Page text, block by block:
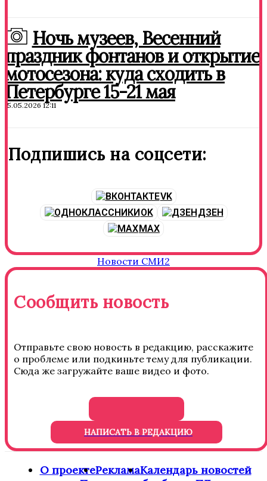
Ночь музеев, Весенний
праздник фонтанов и открытие
мотосезона: куда сходить в
Петербурге 15-21 мая
15.05.2026 12:11
Подпишись на соцсети:
VK
OK
ДЗЕН
MAX
Новости СМИ2
Сообщить новость
Отправьте свою новость в редакцию, расскажите
о проблеме или подкиньте тему для публикации.
Сюда же загружайте ваше видео и фото.
НАПИСАТЬ В РЕДАКЦИЮ
О проектеРекламаКалендарь новостей